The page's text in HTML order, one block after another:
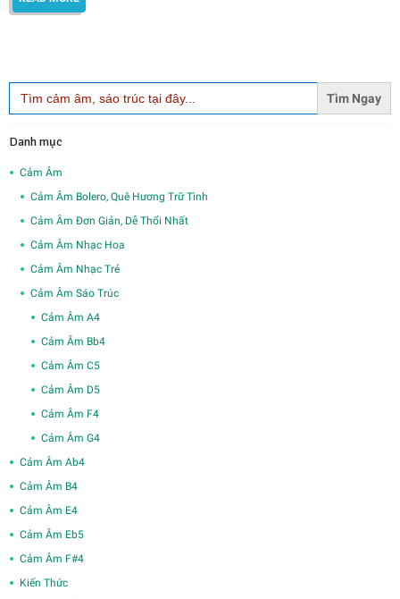
Search
for:
Danh mục
Cảm Âm
Cảm Âm Bolero, Quê Hương Trữ Tình
Cảm Âm Đơn Giản, Dễ Thổi Nhất
Cảm Âm Nhạc Hoa
Cảm Âm Nhạc Trẻ
Cảm Âm Sáo Trúc
Cảm Âm A4
Cảm Âm Bb4
Cảm Âm C5
Cảm Âm D5
Cảm Âm F4
Cảm Âm G4
Cảm Âm Ab4
Cảm Âm B4
Cảm Âm E4
Cảm Âm Eb5
Cảm Âm F#4
Kiến Thức